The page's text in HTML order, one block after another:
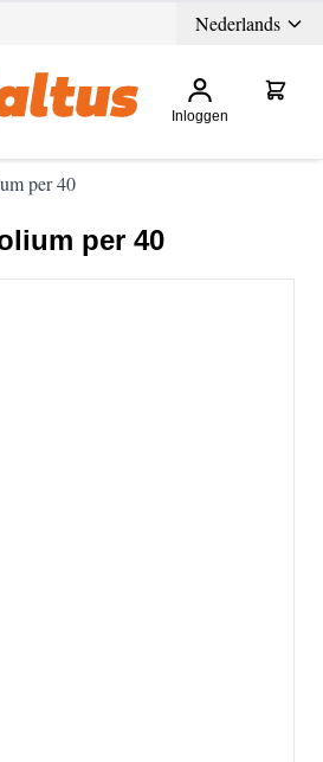
Nederlands
Inloggen
per 40
per 40